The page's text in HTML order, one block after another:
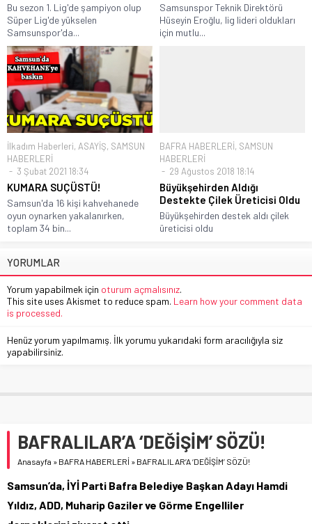
Bu sezon 1. Lig'de şampiyon olup
Süper Lig'de yükselen
Samsunspor'da...
Samsunspor Teknik Direktörü
Hüseyin Eroğlu, lig lideri oldukları
için mutlu...
İlkadım Haberleri, ASAYİŞ, SAMSUN
HABERLERİ
3 Şubat 2021 18:34
KUMARA SUÇÜSTÜ!
Samsun'da 16 kişi kahvehanede
oyun oynarken yakalanırken,
toplam 34 bin...
BAFRA HABERLERİ, SAMSUN
HABERLERİ
29 Ağustos 2018 18:14
Büyükşehirden Aldığı
Destekte Çilek Üreticisi Oldu
Büyükşehirden destek aldı çilek
üreticisi oldu
YORUMLAR
Yorum yapabilmek için oturum açmalısınız.
This site uses Akismet to reduce spam. Learn how your comment data
is processed.
Henüz yorum yapılmamış. İlk yorumu yukarıdaki form aracılığıyla siz
yapabilirsiniz.
BAFRALILAR’A ‘DEĞİŞİM’ SÖZÜ!
Anasayfa » BAFRA HABERLERİ » BAFRALILAR’A ‘DEĞİŞİM’ SÖZÜ!
Samsun’da, İYİ Parti Bafra Belediye Başkan Adayı Hamdi
Yıldız, ADD, Muharip Gaziler ve Görme Engelliler